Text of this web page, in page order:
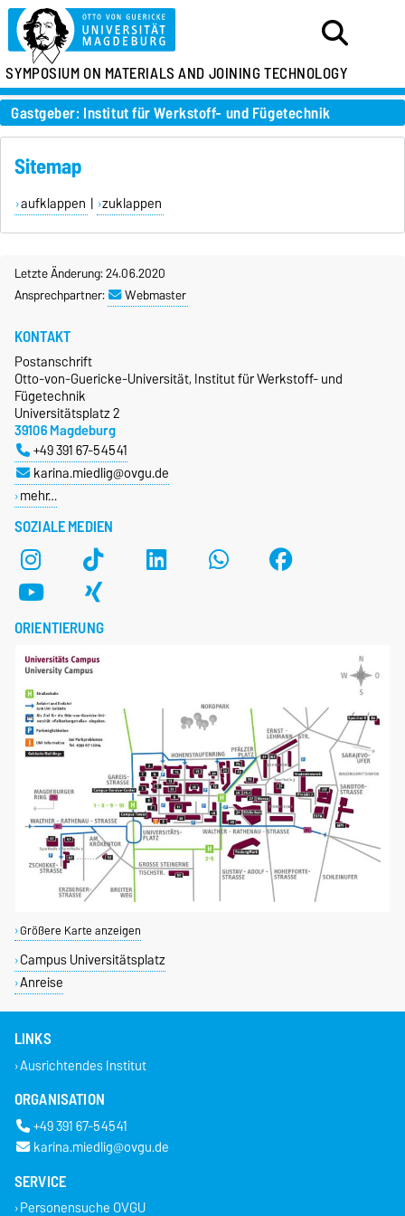
SYMPOSIUM ON MATERIALS AND JOINING TECHNOLOGY
Gastgeber: Institut für Werkstoff- und Fügetechnik
Sitemap
aufklappen | zuklappen
Letzte Änderung: 24.06.2020
Ansprechpartner:
Webmaster
SOZIALE MEDIEN
KONTAKT
Postanschrift
Otto-von-Guericke-Universität, Institut für Werkstoff- und
Fügetechnik
Universitätsplatz 2
39106 Magdeburg
+49 391 67-54541
karina.miedlig@ovgu.de
mehr…
ORIENTIERUNG
Größere Karte anzeigen
Campus Universitätsplatz
Anreise
LINKS
Ausrichtendes Institut
ORGANISATION
+49 391 67-54541
karina.miedlig@ovgu.de
SERVICE
Personensuche OVGU